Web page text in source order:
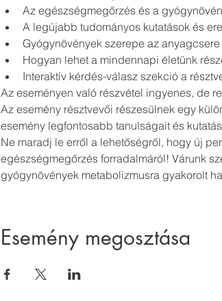
Az egészségmegőrzés és a
A legújabb tudományos kutatások és
Gyógynövények szerepe az
Hogyan lehet a mindennapi életünk
Interaktív kérdés-válasz szekció a
Az eseményen való részvétel ingyenes, de
Az esemény résztvevői részesülnek egy
esemény legfontosabb tanulságait és
Ne maradj le erről a lehetőségről, hogy új
egészségmegőrzés forradalmáról! Várunk
gyógynövények metabolizmusra gyakorolt
Esemény megosztása